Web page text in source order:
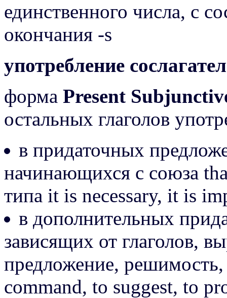
единственного числа, с
окончания -s
употребление
форма Present
остальных глаголов
в придаточных
начинающихся с союза
типа it is necessary, it is
в дополнительных
зависящих от глаголов,
предложение,
command, to suggest, to